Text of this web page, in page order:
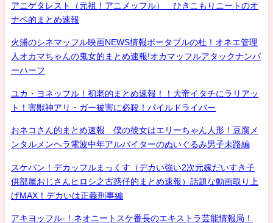
アニゲタレスト（元祖！アニメッフル） ひきこもりニートのオ
ナベ的まとめ速報
火浦のシネマッフル映画NEWS情報ポータブルの杜！オネエ管理
人オカマちゃんの鬼女的まとめ速報!オカマッフルアタックナンバ
ーハーフ
ユカ・ヨネッフル！初老的まとめ速報！！大帝イタチにラリアッ
ト！害獣神アリ・ガー被害に必殺！パイルドライバー
おネコさん的まとめ速報 僕の彼女はエリーちゃん人形！豆腐メ
ンタルメンヘラ電波中年アルバイターのぬいぐるみ男子末路編
スケバン！デカッフルまっくす（デカい強い2次元嫁だいすき子
供部屋おじさんヒロシ之古惑仔的まとめ速報）話題な動画取り上
げMAX！デカいは正義刑事編
アキヨッフル-！ネオニートスケ番長のエキストラ芸能情報局！